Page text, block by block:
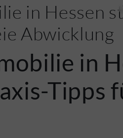
in Hessen
Abwicklung
in
Tipps